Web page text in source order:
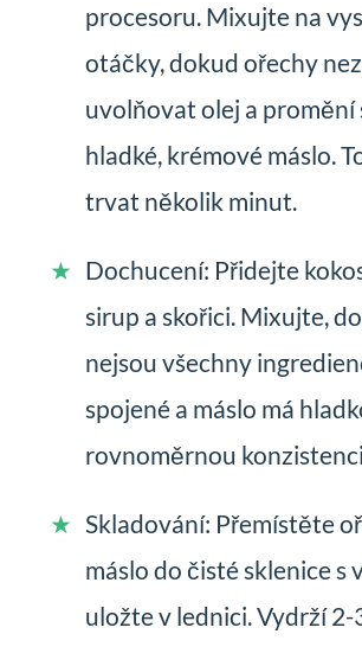
procesoru. Mixujte na
otáčky, dokud ořechy
uvolňovat olej a promění
hladké, krémové máslo.
trvat několik minut.
Dochucení: Přidejte
sirup a skořici. Mixujte,
nejsou všechny
spojené a máslo má
rovnoměrnou
Skladování: Přemístěte
máslo do čisté sklenice s
uložte v lednici. Vydrží